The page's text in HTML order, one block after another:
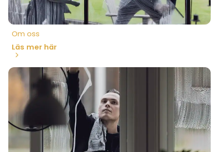
Om oss
Läs mer här